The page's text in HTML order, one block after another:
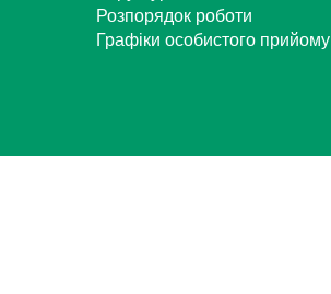
Розпорядок роботи
Графіки особистого прийому